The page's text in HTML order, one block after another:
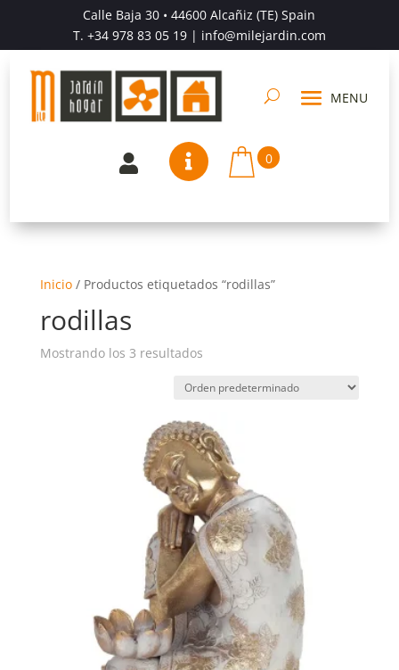
Calle Baja 30 • 44600 Alcañiz (TE) Spain
T. +34 978 83 05 19| info@milejardin.com
  0
Inicio/ Productos etiquetados “rodillas”
rodillas
Mostrando los 3 resultados